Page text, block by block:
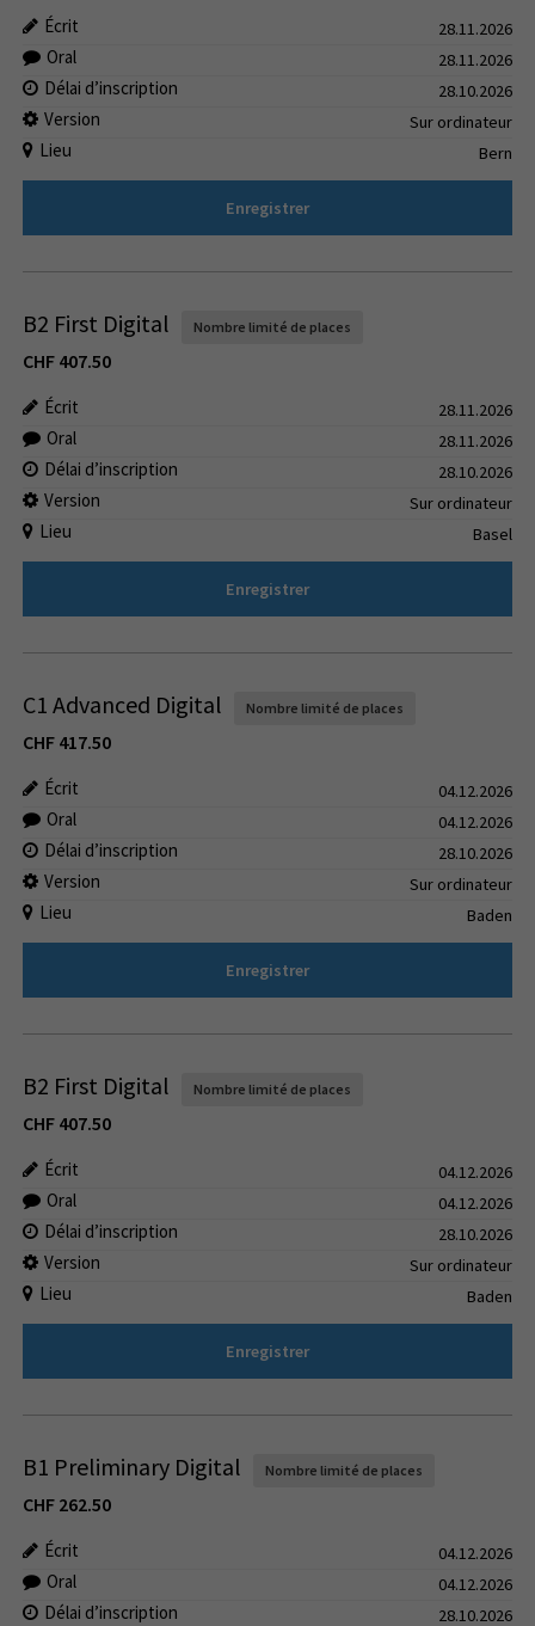
Écrit 28.11.2026
Oral 28.11.2026
Délai d’inscription 28.10.2026
Version Sur ordinateur
Lieu Bern
Enregistrer
B2 First Digital Nombre limité de places
CHF 407.50
Écrit 28.11.2026
Oral 28.11.2026
Délai d’inscription 28.10.2026
Version Sur ordinateur
Lieu Basel
Enregistrer
C1 Advanced Digital Nombre limité de places
CHF 417.50
Écrit 04.12.2026
Oral 04.12.2026
Délai d’inscription 28.10.2026
Version Sur ordinateur
Lieu Baden
Enregistrer
B2 First Digital Nombre limité de places
CHF 407.50
Écrit 04.12.2026
Oral 04.12.2026
Délai d’inscription 28.10.2026
Version Sur ordinateur
Lieu Baden
Enregistrer
B1 Preliminary Digital Nombre limité de places
CHF 262.50
Écrit 04.12.2026
Oral 04.12.2026
Délai d’inscription 28.10.2026